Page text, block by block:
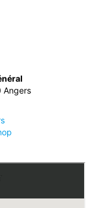
Angers